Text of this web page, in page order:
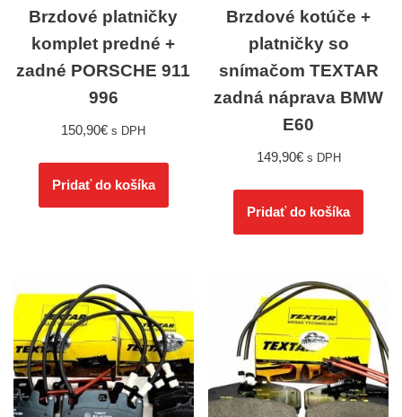
Brzdové platničky
komplet predné +
zadné PORSCHE 911
996
150,90€ s DPH
Pridať do košíka
Brzdové kotúče +
platničky so
snímačom TEXTAR
zadná náprava BMW
E60
149,90€ s DPH
Pridať do košíka